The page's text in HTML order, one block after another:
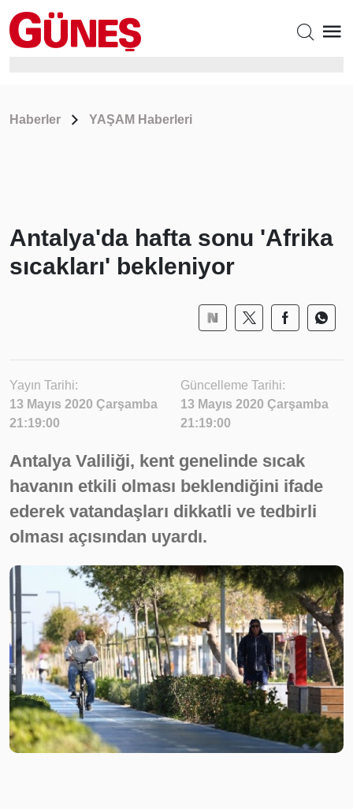
Haberler YAŞAM Haberleri
Antalya'da hafta sonu 'Afrika
sıcakları' bekleniyor
Yayın Tarihi:
13 Mayıs 2020 Çarşamba
21:19:00
Güncelleme Tarihi:
13 Mayıs 2020 Çarşamba
21:19:00
Antalya Valiliği, kent genelinde sıcak
havanın etkili olması beklendiğini ifade
ederek vatandaşları dikkatli ve tedbirli
olması açısından uyardı.